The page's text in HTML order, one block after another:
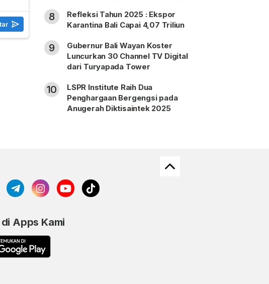
8
Refleksi Tahun 2025 : Ekspor
Karantina Bali Capai 4,07 Triliun
9
Gubernur Bali Wayan Koster
Luncurkan 30 Channel TV Digital
dari Turyapada Tower
10
LSPR Institute Raih Dua
Penghargaan Bergengsi pada
Anugerah Diktisaintek 2025
Apps Kami